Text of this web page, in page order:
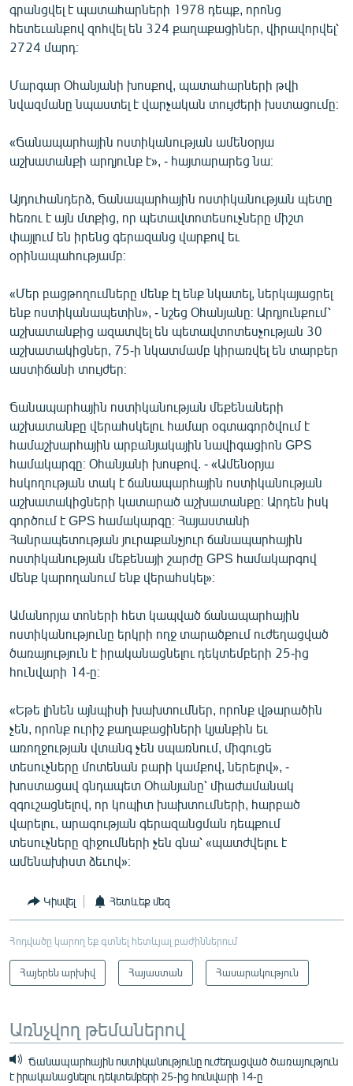
«Ազատության» բոլոր կայքերը
գրանցվել է պատահարների 1978 դեպք, որոնց
հետեւանքով զոհվել են 324 քաղաքացիներ, վիրավորվել՝
2724 մարդ։
Մարգար Օհանյանի խոսքով, պատահարների թվի
նվազմանը նպաստել է վարչական տույժերի խստացումը։
«Ճանապարհային ոստիկանության ամենօրյա
աշխատանքի արդյունք է», - հայտարարեց նա։
Այդուհանդերձ, Ճանապարհային ոստիկանության պետը
հեռու է այն մտքից, որ պետավտոտեսուչները միշտ
փայլում են իրենց գերազանց վարքով եւ
օրինապահությամբ։
«Մեր բացթողումները մենք էլ ենք նկատել, ներկայացրել
ենք ոստիկանապետին», - նշեց Օհանյանը։ Արդյունքում՝
աշխատանքից ազատվել են պետավտոտեսչության 30
աշխատակիցներ, 75-ի նկատմամբ կիրառվել են տարբեր
աստիճանի տույժեր։
Ճանապարհային ոստիկանության մեքենաների
աշխատանքը վերահսկելու համար օգտագործվում է
համաշխարհային արբանյակային նավիգացիոն GPS
համակարգը։ Օհանյանի խոսքով. - «Ամենօրյա
հսկողության տակ է ճանապարհային ոստիկանության
աշխատակիցների կատարած աշխատանքը։ Արդեն իսկ
գործում է GPS համակարգը։ Հայաստանի
Հանրապետության յուրաքանչյուր ճանապարհային
ոստիկանության մեքենայի շարժը GPS համակարգով
մենք կարողանում ենք վերահսկել»։
Ամանորյա տոների հետ կապված ճանապարհային
ոստիկանությունը երկրի ողջ տարածքում ուժեղացված
ծառայություն է իրականացնելու դեկտեմբերի 25-ից
հունվարի 14-ը։
«Եթե լինեն այնպիսի խախտումներ, որոնք վթարածին
չեն, որոնք ուրիշ քաղաքացիների կյանքին եւ
առողջության վտանգ չեն սպառնում, միգուցե
տեսուչները մոտենան բարի կամքով, ներելով», -
խոստացավ գնդապետ Օհանյանը՝ միաժամանակ
զգուշացնելով, որ կոպիտ խախտումների, հարբած
վարելու, արագության գերազանցման դեպքում
տեսուչները զիջումների չեն գնա՝ «պատժվելու է
ամենախիստ ձեւով»։
Կիսվել Հետևեք մեզ
Հոդվածը կարող եք գտնել հետևյալ բաժիններում
Հայերեն արխիվ Հայաստան Հասարակություն
Առնչվող թեմաներով
Ճանապարհային ոստիկանությունը ուժեղացված ծառայություն
է իրականացնելու դեկտեմբերի 25-ից հունվարի 14-ը